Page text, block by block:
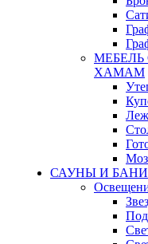
ХАМАМ
САУНЫ И БАНИ